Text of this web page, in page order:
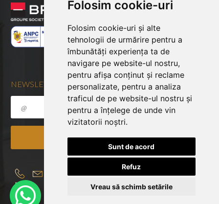
Folosim cookie-uri
Folosim cookie-uri și alte
tehnologii de urmărire pentru a
îmbunătăți experiența ta de
navigare pe website-ul nostru,
pentru afișa conținut și reclame
personalizate, pentru a analiza
traficul de pe website-ul nostru și
pentru a înțelege de unde vin
vizitatorii noștri.
Sunt de acord
Refuz
Vreau să schimb setările
NEWSLETTER